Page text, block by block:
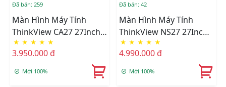
Đã bán: 259
Màn Hình Máy Tính
ThinkView CA27 27Inch
FHD 75Hz Gaming
Monitor Cong
★ ★ ★ ★ ★
3.950.000 đ
Mới 100%
Đã bán: 42
Màn Hình Máy Tính
ThinkView NS27 27Inch
FHD 165Hz Gaming
Monitor Cong
★ ★ ★ ★ ★
4.990.000 đ
Mới 100%